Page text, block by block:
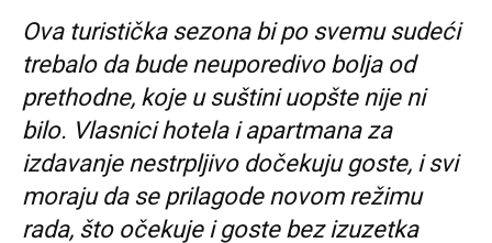
Ova turistička sezona bi po svemu sudeći
trebalo da bude neuporedivo bolja od
prethodne, koje u suštini uopšte nije ni
bilo. Vlasnici hotela i apartmana za
izdavanje nestrpljivo dočekuju goste, i svi
moraju da se prilagode novom režimu
rada, što očekuje i goste bez izuzetka